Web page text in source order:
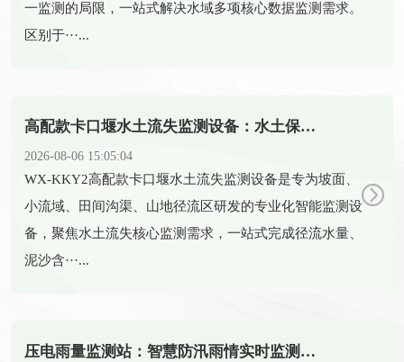
一监测的局限，一站式解决水域多项核心数据监测需求。
区别于···...
高配款卡口堰水土流失监测设备：水土保持智能化监测新装备
2026-08-06 15:05:04
​WX-KKY2高配款卡口堰水土流失监测设备是专为坡面、
小流域、田间沟渠、山地径流区研发的专业化智能监测设
备，聚焦水土流失核心监测需求，一站式完成径流水量、
泥沙含···...
压电雨量监测站：智慧防汛雨情实时监测智能设备